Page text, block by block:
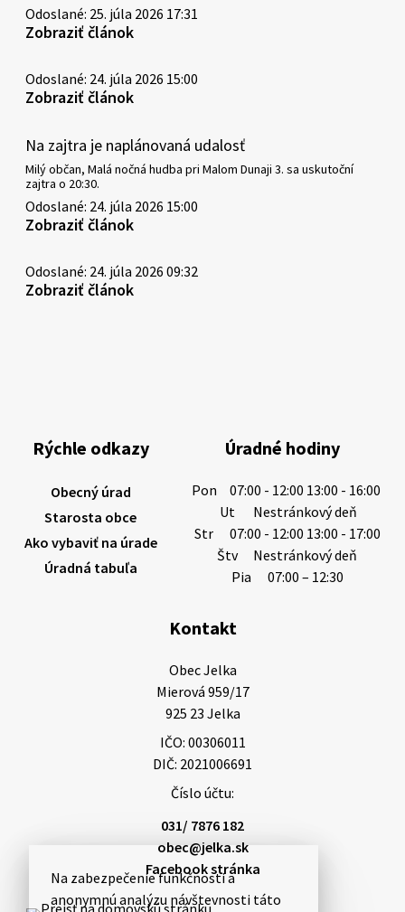
Na zabezpečenie funkčnosti a
anonymnú analýzu návštevnosti táto
Odoslané: 25. júla 2026 17:31
Zobraziť článok
Odoslané: 24. júla 2026 15:00
Zobraziť článok
Na zajtra je naplánovaná udalosť
Milý občan, Malá nočná hudba pri Malom Dunaji 3. sa uskutoční
zajtra o 20:30.
Odoslané: 24. júla 2026 15:00
Zobraziť článok
Odoslané: 24. júla 2026 09:32
Zobraziť článok
Rýchle odkazy
Obecný úrad
Starosta obce
Ako vybaviť na úrade
Úradná tabuľa
Úradné hodiny
Pon
07:00 - 12:00 13:00 - 16:00
Ut
Nestránkový deň
Str
07:00 - 12:00 13:00 - 17:00
Štv
Nestránkový deň
Pia
07:00 – 12:30
Kontakt
Obec Jelka
Mierová 959/17
925 23 Jelka
IČO: 00306011
DIČ: 2021006691
Číslo účtu:
031/ 7876 182
obec@jelka.sk
Facebook stránka